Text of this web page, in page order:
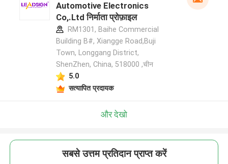
Automotive Electronics
Co,.Ltd निर्माता प्रोफ़ाइल
RM1301, Baihe Commercial
Building B#, Xiangge Road,Buji
Town, Longgang District,
ShenZhen, China, 518000 ,चीन
5.0
सत्यापित प्रदायक
और देखो
सबसे उत्तम प्रतिदान प्राप्त करें